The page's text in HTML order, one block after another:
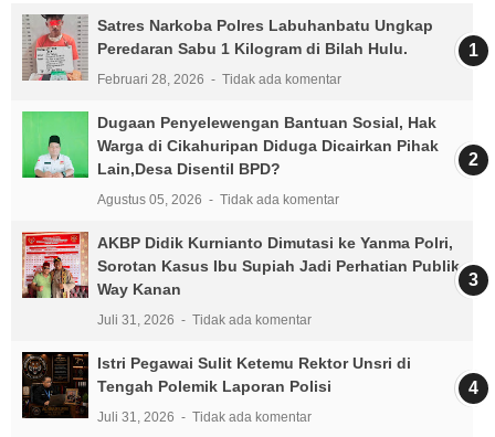
Satres Narkoba Polres Labuhanbatu Ungkap
Peredaran Sabu 1 Kilogram di Bilah Hulu.
Februari 28, 2026 Tidak ada komentar
Dugaan Penyelewengan Bantuan Sosial, Hak
Warga di Cikahuripan Diduga Dicairkan Pihak
Lain,Desa Disentil BPD?
Agustus 05, 2026 Tidak ada komentar
AKBP Didik Kurnianto Dimutasi ke Yanma Polri,
Sorotan Kasus Ibu Supiah Jadi Perhatian Publik
Way Kanan
Juli 31, 2026 Tidak ada komentar
Istri Pegawai Sulit Ketemu Rektor Unsri di
Tengah Polemik Laporan Polisi
Juli 31, 2026 Tidak ada komentar